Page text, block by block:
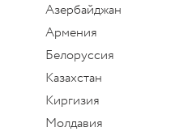
Азербайджан
Армения
Белоруссия
Казахстан
Киргизия
Молдавия